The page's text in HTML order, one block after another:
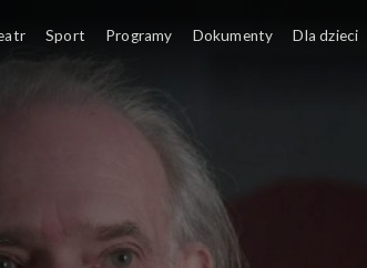
Sport Programy Dokumenty Dla dzieci